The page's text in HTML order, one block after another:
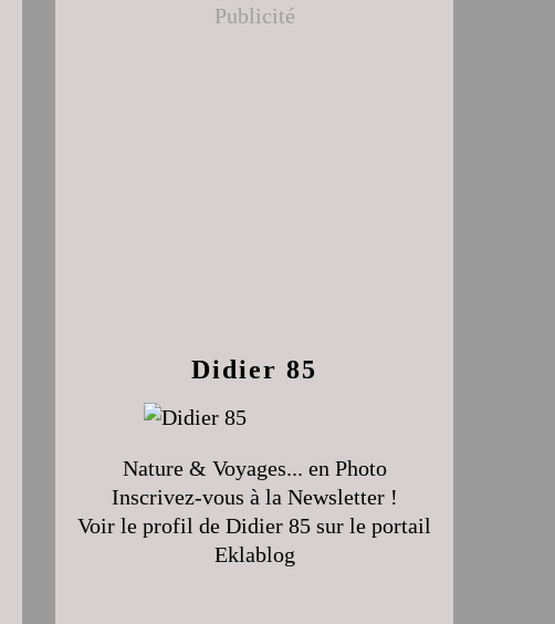
Publicité
Didier 85
Nature & Voyages... en Photo
Inscrivez-vous à la Newsletter !
Voir le profil de Didier 85 sur le portail
Eklablog